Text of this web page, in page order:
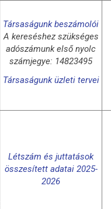
Társaságunk beszámolói
A kereséshez szükséges
adószámunk első nyolc
számjegye: 14823495
Társaságunk üzleti tervei
Létszám és juttatások
összesített adatai 2025-
2026